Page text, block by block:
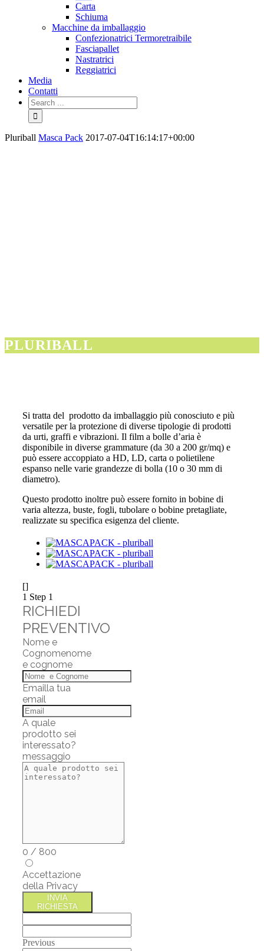
Carta
Schiuma
Macchine da imballaggio
Confezionatrici Termoretraibile
Fasciapallet
Nastratrici
Reggiatrici
Media
Contatti
Pluriball Masca Pack 2017-07-04T16:14:17+00:00
PLURIBALL
Si tratta del prodotto da imballaggio più conosciuto e più
versatile per la protezione di diverse tipologie di prodotti
da urti, graffi e vibrazioni. Il film a bolle d’aria è
disponibile in diverse grammature (da 30 a 200 gr/mq) e
può essere accoppiato a HD, LD, carta o polietilene
espanso nelle varie grandezze di bolla (10 o 30 mm di
diametro).
Questo prodotto inoltre può essere fornito in bobine di
varia altezza, buste, fogli, tubolare o bobine pretagliate,
realizzate su specifica esigenza del cliente.
[]
1 Step 1
RICHIEDI
PREVENTIVO
Nome e
Cognomenome
e cognome
Emailla tua
email
A quale
prodotto sei
interessato?
messaggio
0 / 800
Accettazione
della Privacy
INVIA
RICHIESTA
Previous